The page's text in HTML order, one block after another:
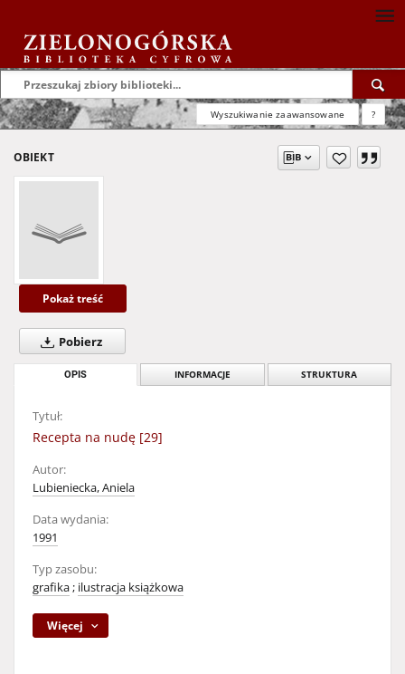
Wyszukiwanie zaawansowane ?
OBIEKT
Pokaż treść
Pobierz
OPIS INFORMACJE STRUKTURA
Tytuł:
Recepta na nudę [29]
Autor:
Lubieniecka, Aniela
Data wydania:
1991
Typ zasobu:
grafika; ilustracja książkowa
Więcej